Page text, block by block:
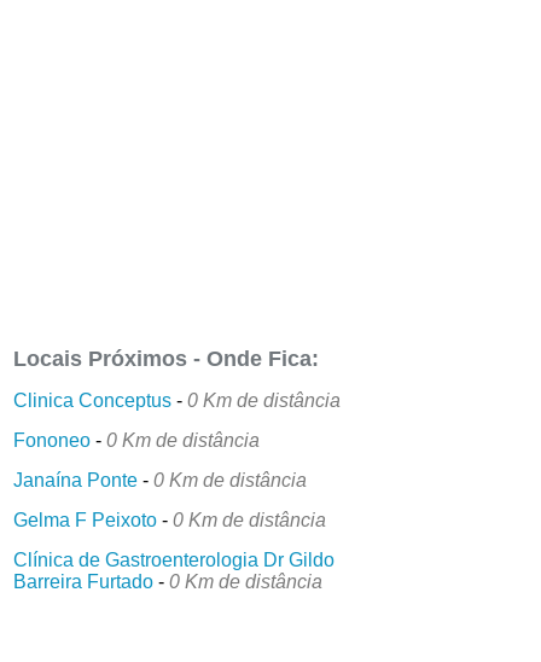
Locais Próximos - Onde Fica:
Clinica Conceptus -0 Km de distância
Fononeo -0 Km de distância
Janaína Ponte -0 Km de distância
Gelma F Peixoto -0 Km de distância
Clínica de Gastroenterologia Dr Gildo
Barreira Furtado -0 Km de distância